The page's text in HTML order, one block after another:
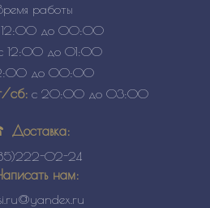
Время работы
до 00:00
12:00 до 01:00
до 00:00
сб: с 20:00 до 03:00
Доставка:
02-24
нам: